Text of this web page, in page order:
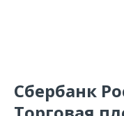
Сбербанк